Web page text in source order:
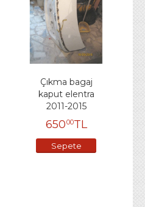
Çıkma bagaj
kaput elentra
2011-2015
65000TL
Sepete